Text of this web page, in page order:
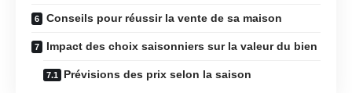
Conseils pour réussir la vente de sa maison
Impact des choix saisonniers sur la valeur du bien
Prévisions des prix selon la saison